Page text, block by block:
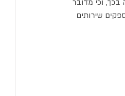
וכי מדובר
שירותים